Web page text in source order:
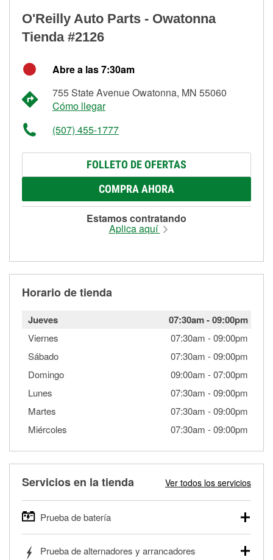
O'Reilly Auto Parts - Owatonna
Tienda #2126
Abre a las 7:30am
755 State Avenue Owatonna, MN 55060
Cómo llegar
(507) 455-1777
FOLLETO DE OFERTAS
COMPRA AHORA
Estamos contratando
Aplica aquí
Horario de tienda
Jueves 07:30am-09:00pm
Viernes 07:30am -09:00pm
Sábado
07:30am -09:00pm
Domingo
09:00am -07:00pm
Lunes
07:30am -09:00pm
Martes
07:30am -09:00pm
Miércoles
07:30am -09:00pm
Servicios en la tienda Ver todos los servicios
Prueba de batería
autos, camionetas, SUVs, vehículos comerciales y
Prueba de alternadores y arrancadores